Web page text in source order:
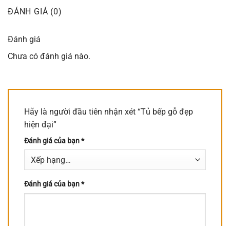
ĐÁNH GIÁ (0)
Đánh giá
Chưa có đánh giá nào.
Hãy là người đầu tiên nhận xét “Tủ bếp gỗ đẹp
hiện đại”
Đánh giá của bạn*
Đánh giá của bạn*